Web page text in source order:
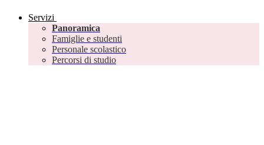
Servizi
Panoramica
Famiglie e studenti
Personale scolastico
Percorsi di studio